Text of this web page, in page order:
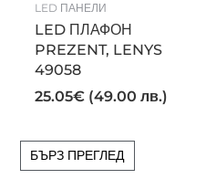
LED ПАНЕЛИ
LED ПЛАФОН
PREZENT, LENYS
49058
25.05€ (49.00 лв.)
БЪРЗ ПРЕГЛЕД